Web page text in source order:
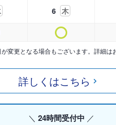
6 木
変更となる場合もございます。詳細は
詳しくはこちら
24時間受付中